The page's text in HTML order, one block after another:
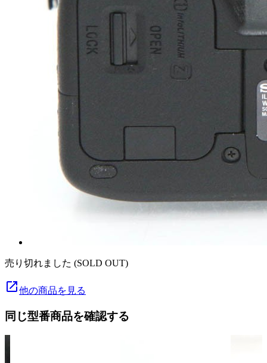
売り切れました (SOLD OUT)
launch他の商品を見る
同じ型番商品を確認する